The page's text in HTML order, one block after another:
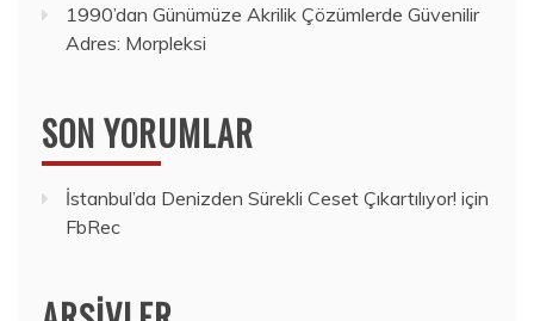
1990’dan Günümüze Akrilik Çözümlerde Güvenilir
Adres: Morpleksi
SON YORUMLAR
İstanbul’da Denizden Sürekli Ceset Çıkartılıyor! için
FbRec